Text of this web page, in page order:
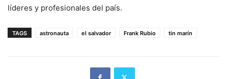
líderes y profesionales del país.
TAGS astronauta el salvador Frank Rubio tin marín